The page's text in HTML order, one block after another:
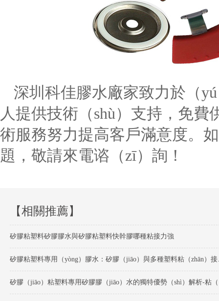
深圳科佳膠水廠家致力於（
人提供技術（shù）支持，免
術服務努力提高客戶滿意度。
題，敬請來電谘（zī）詢！
【相關推薦】
矽膠粘塑料矽膠膠水與矽膠粘塑料快幹膠哪種粘接力強
矽膠粘塑